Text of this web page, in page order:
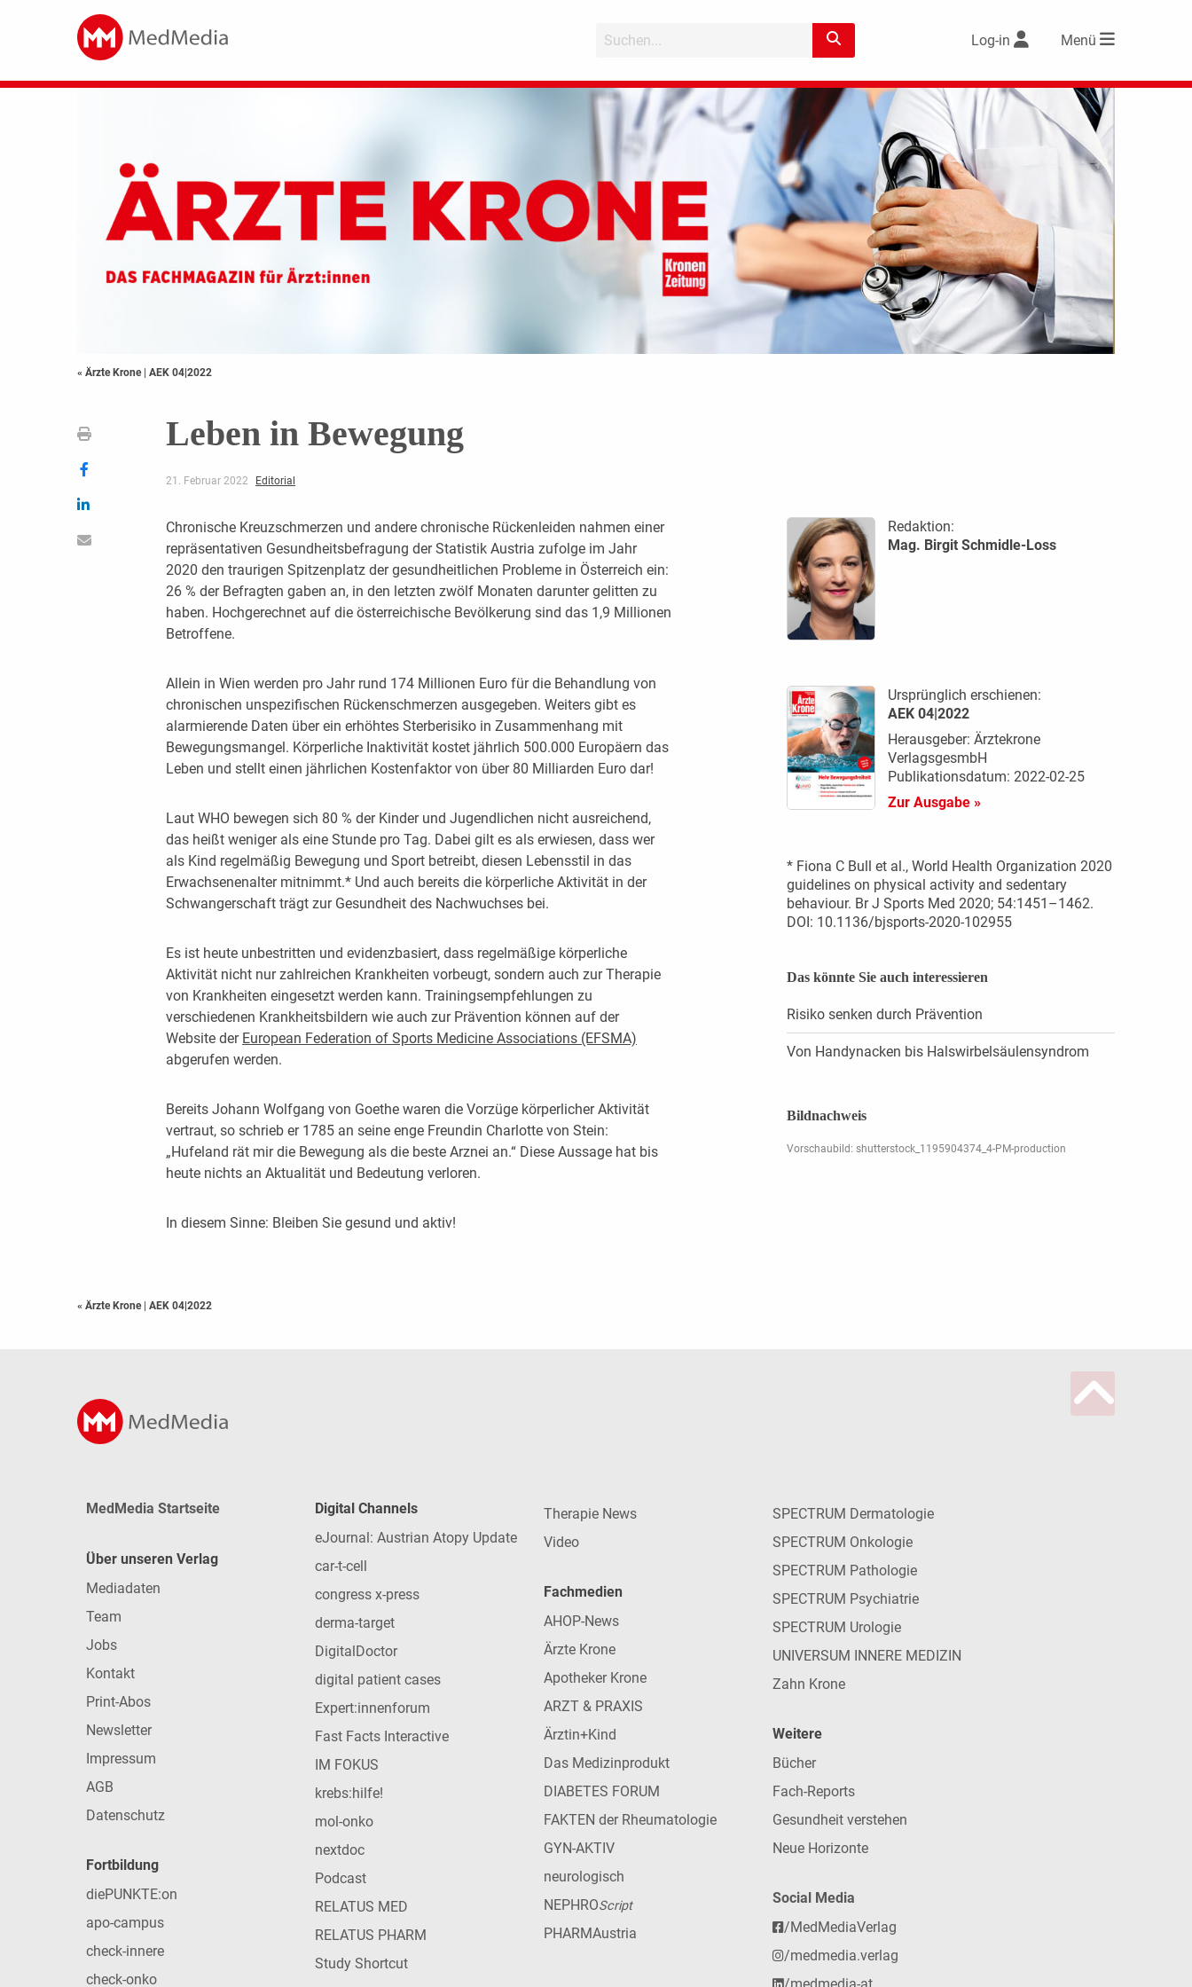
Log-in Menü
« Ärzte Krone | AEK 04|2022
Leben in Bewegung
21. Februar 2022 Editorial
Chronische Kreuzschmerzen und andere chronische Rückenleiden nahmen einer
repräsentativen Gesundheitsbefragung der Statistik Austria zufolge im Jahr
2020 den traurigen Spitzenplatz der gesundheitlichen Probleme in Österreich ein:
26 % der Befragten gaben an, in den letzten zwölf Monaten darunter gelitten zu
haben. Hochgerechnet auf die österreichische Bevölkerung sind das 1,9 Millionen
Betroffene.
Allein in Wien werden pro Jahr rund 174 Millionen Euro für die Behandlung von
chronischen unspezifischen Rückenschmerzen ausgegeben. Weiters gibt es
alarmierende Daten über ein erhöhtes Sterberisiko in Zusammenhang mit
Bewegungsmangel. Körperliche Inaktivität kostet jährlich 500.000 Europäern das
Leben und stellt einen jährlichen Kostenfaktor von über 80 Milliarden Euro dar!
Laut WHO bewegen sich 80 % der Kinder und Jugendlichen nicht ausreichend,
das heißt weniger als eine Stunde pro Tag. Dabei gilt es als erwiesen, dass wer
als Kind regelmäßig Bewegung und Sport betreibt, diesen Lebensstil in das
Erwachsenenalter mitnimmt.* Und auch bereits die körperliche Aktivität in der
Schwangerschaft trägt zur Gesundheit des Nachwuchses bei.
Es ist heute unbestritten und evidenzbasiert, dass regelmäßige körperliche
Aktivität nicht nur zahlreichen Krankheiten vorbeugt, sondern auch zur Therapie
von Krankheiten eingesetzt werden kann. Trainingsempfehlungen zu
verschiedenen Krankheitsbildern wie auch zur Prävention können auf der
Website der European Federation of Sports Medicine Associations (EFSMA)
abgerufen werden.
Bereits Johann Wolfgang von Goethe waren die Vorzüge körperlicher Aktivität
vertraut, so schrieb er 1785 an seine enge Freundin Charlotte von Stein:
„Hufeland rät mir die Bewegung als die beste Arznei an.“ Diese Aussage hat bis
heute nichts an Aktualität und Bedeutung verloren.
In diesem Sinne: Bleiben Sie gesund und aktiv!
Redaktion:
Mag. Birgit Schmidle-Loss
Ursprünglich erschienen:
AEK 04|2022
Herausgeber: Ärztekrone
VerlagsgesmbH
Publikationsdatum: 2022-02-25
Zur Ausgabe »
* Fiona C Bull et al., World Health Organization 2020
guidelines on physical activity and sedentary
behaviour. Br J Sports Med 2020; 54:1451–1462.
DOI: 10.1136/bjsports-2020-102955
Das könnte Sie auch interessieren
Risiko senken durch Prävention
Von Handynacken bis Halswirbelsäulensyndrom
Bildnachweis
Vorschaubild: shutterstock_1195904374_4-PM-production
« Ärzte Krone | AEK 04|2022
MedMedia Startseite
Über unseren Verlag
Mediadaten
Team
Jobs
Kontakt
Print-Abos
Newsletter
Impressum
AGB
Datenschutz
Fortbildung
diePUNKTE:on
apo-campus
check-innere
check-onko
Digital Channels
eJournal: Austrian Atopy Update
car-t-cell
congress x-press
derma-target
DigitalDoctor
digital patient cases
Expert:innenforum
Fast Facts Interactive
IM FOKUS
krebs:hilfe!
mol-onko
nextdoc
Podcast
RELATUS MED
RELATUS PHARM
Study Shortcut
Therapie News
Video
Fachmedien
AHOP-News
Ärzte Krone
Apotheker Krone
ARZT & PRAXIS
Ärztin+Kind
Das Medizinprodukt
DIABETES FORUM
FAKTEN der Rheumatologie
GYN-AKTIV
neurologisch
NEPHROScript
PHARMAustria
SPECTRUM Dermatologie
SPECTRUM Onkologie
SPECTRUM Pathologie
SPECTRUM Psychiatrie
SPECTRUM Urologie
UNIVERSUM INNERE MEDIZIN
Zahn Krone
Weitere
Bücher
Fach-Reports
Gesundheit verstehen
Neue Horizonte
Social Media
/MedMediaVerlag
/medmedia.verlag